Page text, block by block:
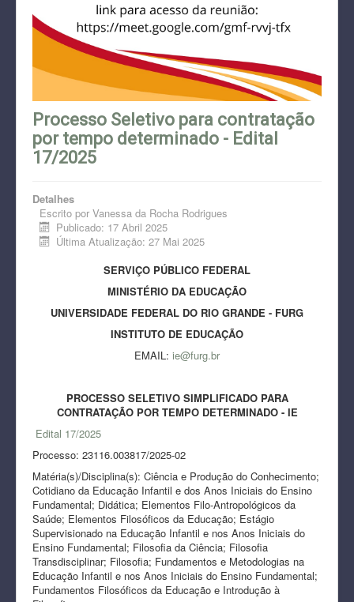
Processo Seletivo para contratação
por tempo determinado - Edital
17/2025
Detalhes
Escrito por Vanessa da Rocha Rodrigues
Publicado: 17 Abril 2025
Última Atualização: 27 Mai 2025
SERVIÇO PÚBLICO FEDERAL
MINISTÉRIO DA EDUCAÇÃO
UNIVERSIDADE FEDERAL DO RIO GRANDE - FURG
INSTITUTO DE EDUCAÇÃO
EMAIL: ie@furg.br
PROCESSO SELETIVO SIMPLIFICADO PARA
CONTRATAÇÃO POR TEMPO DETERMINADO - IE
Edital 17/2025
Processo: 23116.003817/2025-02
Matéria(s)/Disciplina(s): Ciência e Produção do Conhecimento;
Cotidiano da Educação Infantil e dos Anos Iniciais do Ensino
Fundamental; Didática; Elementos Filo-Antropológicos da
Saúde; Elementos Filosóficos da Educação; Estágio
Supervisionado na Educação Infantil e nos Anos Iniciais do
Ensino Fundamental; Filosofia da Ciência; Filosofia
Transdisciplinar; Filosofia; Fundamentos e Metodologias na
Educação Infantil e nos Anos Iniciais do Ensino Fundamental;
Fundamentos Filosóficos da Educação e Introdução à